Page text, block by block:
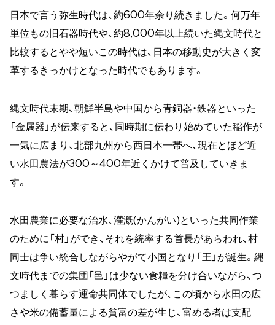
日本で言う弥生時代は、約600年余り続きました。何万年
単位もの旧石器時代や、約8,000年以上続いた縄文時代と
比較するとやや短いこの時代は、日本の移動史が大きく変
革するきっかけとなった時代でもあります。
縄文時代末期、朝鮮半島や中国から青銅器・鉄器といった
「金属器」が伝来すると、同時期に伝わり始めていた稲作が
一気に広まり、北部九州から西日本一帯へ、現在とほど近
い水田農法が300～400年近くかけて普及していきま
す。
水田農業に必要な治水、灌漑(かんがい)といった共同作業
のために「村」ができ、それを統率する首長があらわれ、村
同士は争い統合しながらやがて小国となり「王」が誕生。縄
文時代までの集団「邑」は少ない食糧を分け合いながら、つ
つましく暮らす運命共同体でしたが、この頃から水田の広
さや米の備蓄量による貧富の差が生じ、富める者は支配